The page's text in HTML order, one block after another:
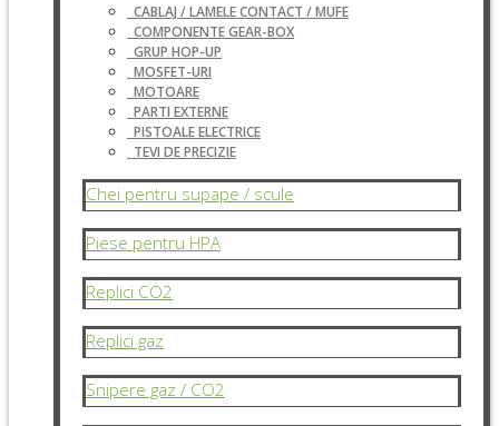
CABLAJ / LAMELE CONTACT / MUFE
COMPONENTE GEAR-BOX
GRUP HOP-UP
MOSFET-URI
MOTOARE
PARTI EXTERNE
PISTOALE ELECTRICE
TEVI DE PRECIZIE
Chei pentru supape / scule
Piese pentru HPA
Replici CO2
Replici gaz
Snipere gaz / CO2